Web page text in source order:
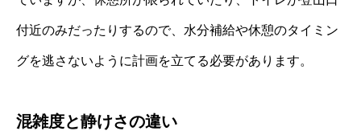
付近のみだったりするので、水分補給や休憩のタイミン
グを逃さないように計画を立てる必要があります。
混雑度と静けさの違い